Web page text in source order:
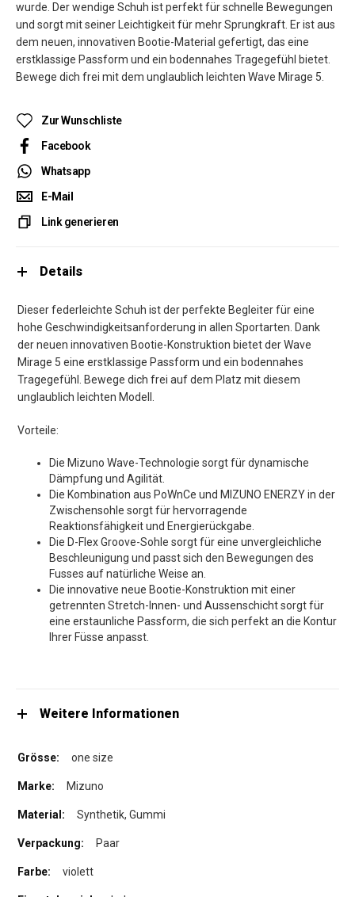
wurde. Der wendige Schuh ist perfekt für schnelle Bewegungen
und sorgt mit seiner Leichtigkeit für mehr Sprungkraft. Er ist aus
dem neuen, innovativen Bootie-Material gefertigt, das eine
erstklassige Passform und ein bodennahes Tragegefühl bietet.
Bewege dich frei mit dem unglaublich leichten Wave Mirage 5.
Zur Wunschliste
Facebook
Whatsapp
E-Mail
Link generieren
Details
Dieser federleichte Schuh ist der perfekte Begleiter für eine
hohe Geschwindigkeitsanforderung in allen Sportarten. Dank
der neuen innovativen Bootie-Konstruktion bietet der Wave
Mirage 5 eine erstklassige Passform und ein bodennahes
Tragegefühl. Bewege dich frei auf dem Platz mit diesem
unglaublich leichten Modell.
Vorteile:
Die Mizuno Wave-Technologie sorgt für dynamische
Dämpfung und Agilität.
Die Kombination aus PoWnCe und MIZUNO ENERZY in der
Zwischensohle sorgt für hervorragende
Reaktionsfähigkeit und Energierückgabe.
Die D-Flex Groove-Sohle sorgt für eine unvergleichliche
Beschleunigung und passt sich den Bewegungen des
Fusses auf natürliche Weise an.
Die innovative neue Bootie-Konstruktion mit einer
getrennten Stretch-Innen- und Aussenschicht sorgt für
eine erstaunliche Passform, die sich perfekt an die Kontur
Ihrer Füsse anpasst.
Weitere Informationen
one size
Mizuno
Synthetik, Gummi
Paar
violett